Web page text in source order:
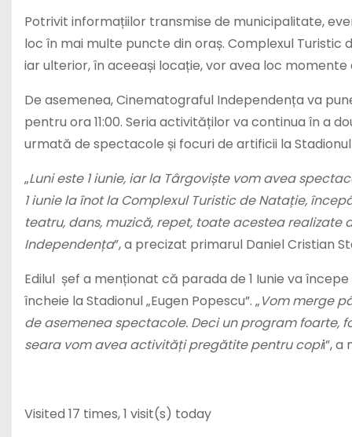
Potrivit informațiilor transmise de municipalitate,
loc în mai multe puncte din oraș. Complexul Turistic
iar ulterior, în aceeași locație, vor avea loc
De asemenea, Cinematograful Independența va
pentru ora 11:00. Seria activităților va continua în a
urmată de spectacole și focuri de artificii la Stadionul
„Luni este 1 iunie, iar la Târgoviște vom avea
1 iunie la înot la Complexul Turistic de Natație,
teatru, dans, muzică, repet, toate acestea realizate
Independența”, a precizat primarul Daniel Cristian
Edilul șef a menționat că parada de 1 Iunie va
încheie la Stadionul „Eugen Popescu”. „Vom merge
de asemenea spectacole. Deci un program foarte,
seara vom avea activități pregătite pentru copii”,
Visited 17 times, 1 visit(s) today